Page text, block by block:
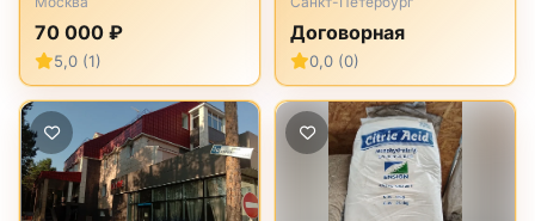
70 000 ₽
5,0 (1)
Договорная
0,0 (0)